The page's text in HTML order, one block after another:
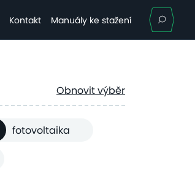
Kontakt Manuály ke stažení
Obnovit výběr
fotovoltaika